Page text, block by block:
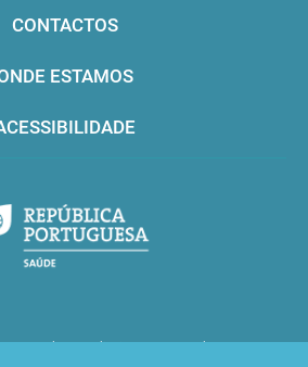
CONTACTOS
ESTAMOS
Todos os direitos reservados